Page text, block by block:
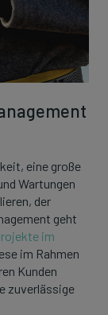
eine große
Wartungen
der
geht
im
im Rahmen
Kunden
zuverlässige